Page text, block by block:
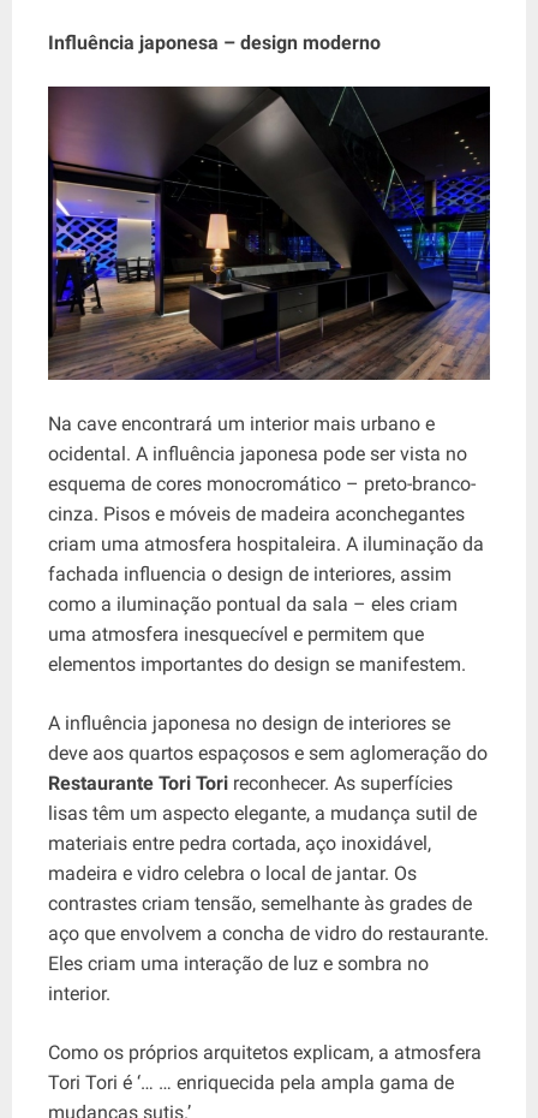
Influência japonesa – design moderno
Na cave encontrará um interior mais urbano e
ocidental. A influência japonesa pode ser vista no
esquema de cores monocromático – preto-branco-
cinza. Pisos e móveis de madeira aconchegantes
criam uma atmosfera hospitaleira. A iluminação da
fachada influencia o design de interiores, assim
como a iluminação pontual da sala – eles criam
uma atmosfera inesquecível e permitem que
elementos importantes do design se manifestem.
A influência japonesa no design de interiores se
deve aos quartos espaçosos e sem aglomeração do
Restaurante Tori Tori reconhecer. As superfícies
lisas têm um aspecto elegante, a mudança sutil de
materiais entre pedra cortada, aço inoxidável,
madeira e vidro celebra o local de jantar. Os
contrastes criam tensão, semelhante às grades de
aço que envolvem a concha de vidro do restaurante.
Eles criam uma interação de luz e sombra no
interior.
Como os próprios arquitetos explicam, a atmosfera
Tori Tori é ‘… … enriquecida pela ampla gama de
mudanças sutis.’